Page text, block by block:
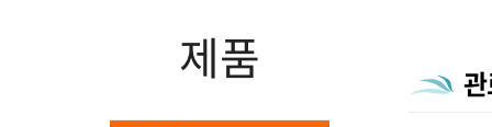
제품